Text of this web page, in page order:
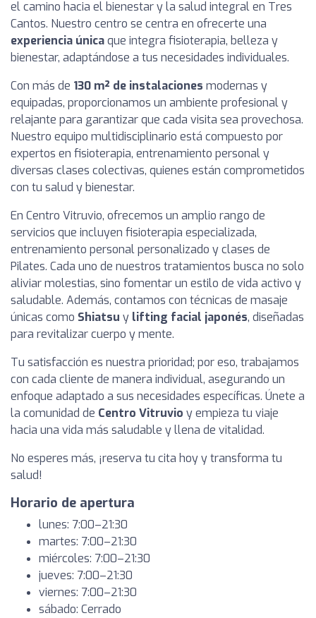
el camino hacia el bienestar y la salud integral en Tres
Cantos. Nuestro centro se centra en ofrecerte una
experiencia únicaque integra fisioterapia, belleza y
bienestar, adaptándose a tus necesidades individuales.
Con más de 130 m² de instalaciones modernas y
equipadas, proporcionamos un ambiente profesional y
relajante para garantizar que cada visita sea provechosa.
Nuestro equipo multidisciplinario está compuesto por
expertos en fisioterapia, entrenamiento personal y
diversas clases colectivas, quienes están comprometidos
con tu salud y bienestar.
En Centro Vitruvio, ofrecemos un amplio rango de
servicios que incluyen fisioterapia especializada,
entrenamiento personal personalizado y clases de
Pilates. Cada uno de nuestros tratamientos busca no solo
aliviar molestias, sino fomentar un estilo de vida activo y
saludable. Además, contamos con técnicas de masaje
únicas como Shiatsu y lifting facial japonés, diseñadas
para revitalizar cuerpo y mente.
Tu satisfacción es nuestra prioridad; por eso, trabajamos
con cada cliente de manera individual, asegurando un
enfoque adaptado a sus necesidades específicas. Únete a
la comunidad de Centro Vitruvio y empieza tu viaje
hacia una vida más saludable y llena de vitalidad.
No esperes más, ¡reserva tu cita hoy y transforma tu
salud!
Horario de apertura
lunes: 7:00–21:30
martes: 7:00–21:30
miércoles: 7:00–21:30
jueves: 7:00–21:30
viernes: 7:00–21:30
sábado: Cerrado